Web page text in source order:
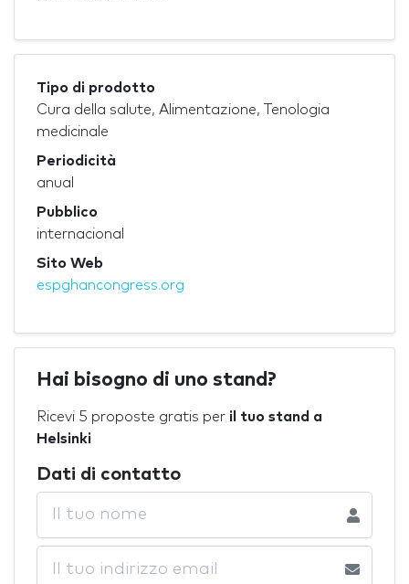
Tipo di prodotto
Cura della salute, Alimentazione, Tenologia
medicinale
Periodicità
anual
Pubblico
internacional
Sito Web
espghancongress.org
Hai bisogno di uno stand?
Ricevi 5 proposte gratis per il tuo stand a
Helsinki
Dati di contatto